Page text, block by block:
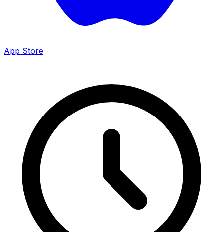
App Store